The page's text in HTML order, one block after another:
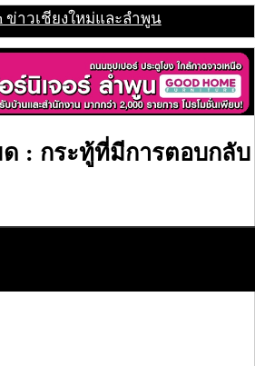
ข่าวเชียงใหม่และลำพูน
: กระทู้ที่มีการตอบกลับ